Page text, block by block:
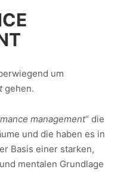
um
gehen.
management“ die
und die haben es in
Basis einer starken,
mentalen Grundlage